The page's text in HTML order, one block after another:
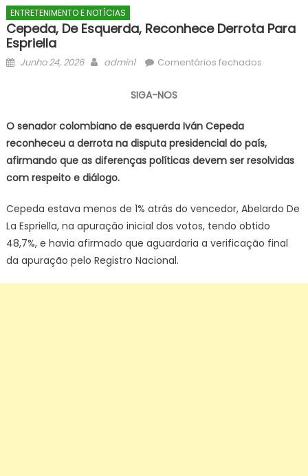
ENTRETENIMENTO E NOTÍCIAS
Cepeda, De Esquerda, Reconhece Derrota Para
Espriella
Posted
Junho 24, 2026 Author
admin1 Comentários fechadosem
derrota
para
SIGA-NOS
O senador colombiano de esquerda Iván Cepeda
reconheceu a derrota na disputa presidencial do país,
afirmando que as diferenças políticas devem ser resolvidas
com respeito e diálogo.
Cepeda estava menos de 1% atrás do vencedor, Abelardo De
La Espriella, na apuração inicial dos votos, tendo obtido
48,7%, e havia afirmado que aguardaria a verificação final
da apuração pelo Registro Nacional.